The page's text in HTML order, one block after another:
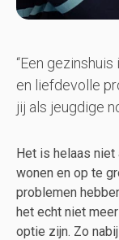
“Een
en liefdevolle
jij als jeugdige
Het is helaas
wonen en op te
problemen
het echt niet
optie zijn. Zo